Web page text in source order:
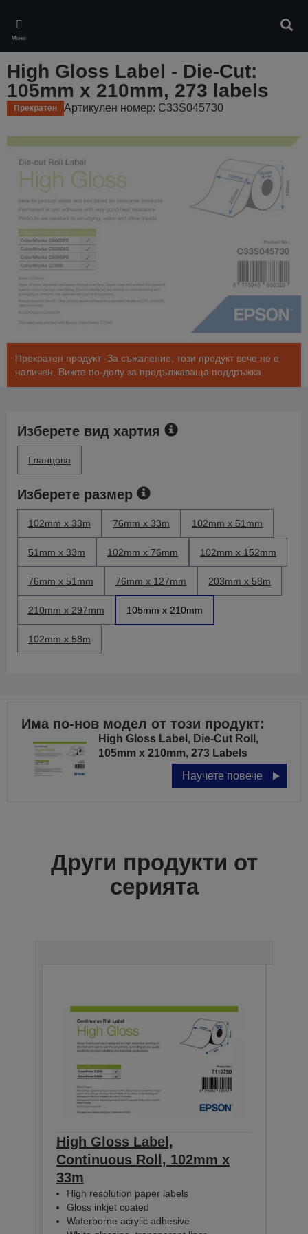
main
content
Меню
High Gloss Label - Die-Cut:
105mm x 210mm, 273 labels
Прекратен Артикулен номер: C33S045730
Прекратен продукт -За съжаление, този продукт вече не е
наличен. Вижте по-долу за продължаваща поддръжка.
Изберете вид хартия
Гланцова
Изберете размер
102mm x 33m 76mm x 33m 102mm x 51mm
51mm x 33m 102mm x 76mm 102mm x 152mm
76mm x 51mm 76mm x 127mm 203mm x 58m
210mm x 297mm 105mm x 210mm
102mm x 58m
Има по-нов модел от този продукт:
High Gloss Label, Die-Cut Roll,
105mm x 210mm, 273 Labels
Научете повече
Други продукти от
серията
High Gloss Label,
Continuous Roll, 102mm x
33m
High resolution paper labels
Gloss inkjet coated
Waterborne acrylic adhesive